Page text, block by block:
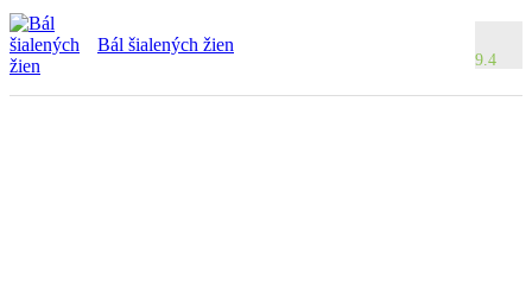
Bál šialených žien
9.4